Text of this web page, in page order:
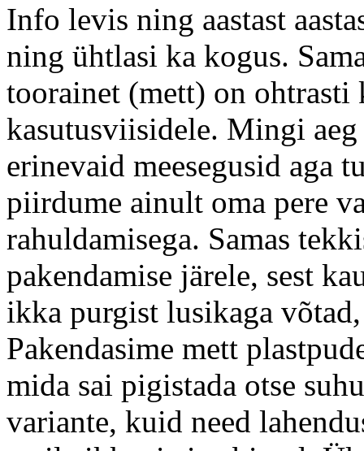
Info levis ning aastast
ning ühtlasi ka kogus.
toorainet (mett) on ohtrasti
kasutusviisidele. Mingi
erinevaid meesegusid aga
piirdume ainult oma pere
rahuldamisega. Samas
pakendamise järele, sest
ikka purgist lusikaga
Pakendasime mett
mida sai pigistada otse
variante, kuid need